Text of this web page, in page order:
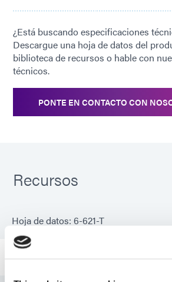
¿Está buscando especificaciones
Descargue una hoja de datos del
biblioteca de recursos o hable con
técnicos.
PONTE EN CONTACTO CON
Recursos
Hoja de datos: 6-621-T